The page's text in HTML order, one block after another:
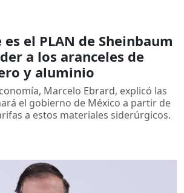
es el PLAN de Sheinbaum
a los aranceles de
y aluminio
Marcelo Ebrard, explicó las
el gobierno de México a partir de
a estos materiales siderúrgicos.